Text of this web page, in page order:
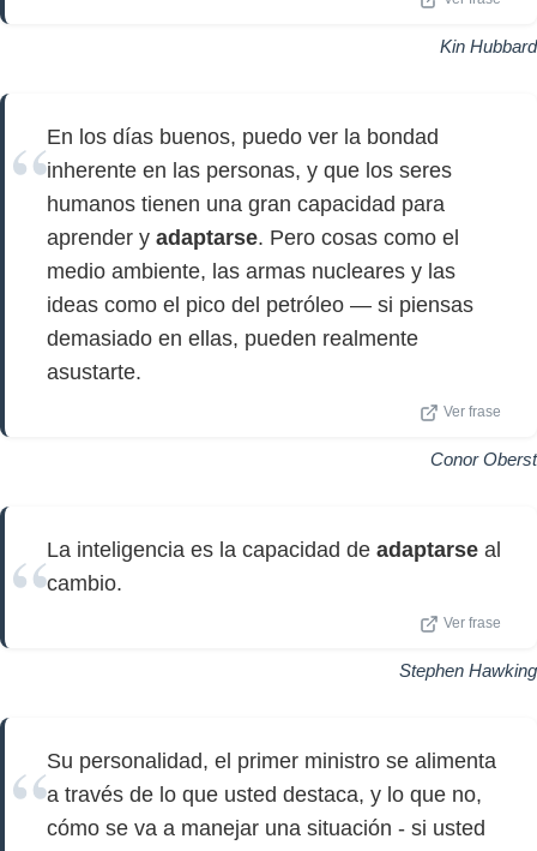
Kin Hubbard
En los días buenos, puedo ver la bondad
inherente en las personas, y que los seres
humanos tienen una gran capacidad para
aprender y adaptarse. Pero cosas como el
medio ambiente, las armas nucleares y las
ideas como el pico del petróleo — si piensas
demasiado en ellas, pueden realmente
asustarte.
Ver frase
Conor Oberst
La inteligencia es la capacidad de adaptarse al
cambio.
Ver frase
Stephen Hawking
Su personalidad, el primer ministro se alimenta
a través de lo que usted destaca, y lo que no,
cómo se va a manejar una situación - si usted